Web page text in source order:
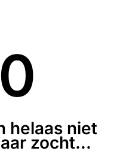
helaas niet
zocht...